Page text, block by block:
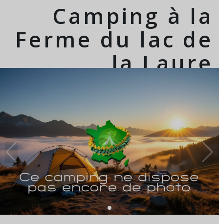
Camping à la
Ferme du lac de
la Laure